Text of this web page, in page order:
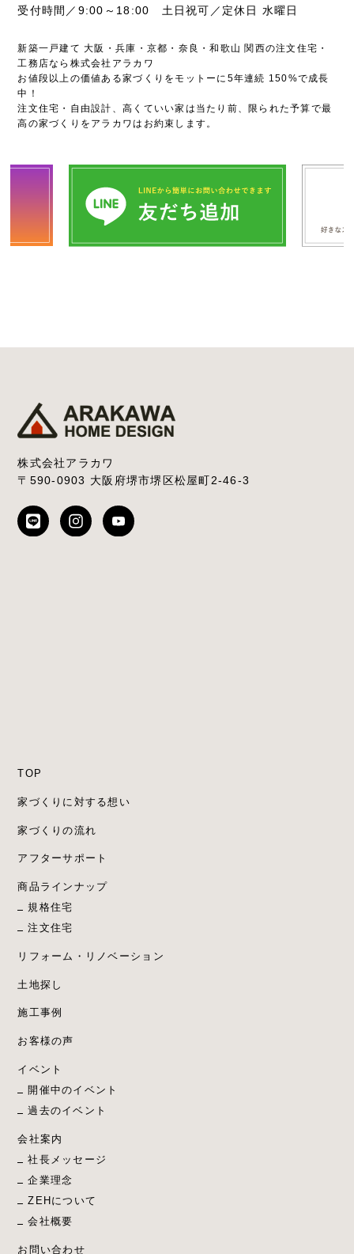
受付時間／9:00～18:00 土日祝可／定休日 水曜日
新築一戸建て 大阪・兵庫・京都・奈良・和歌山 関西の注文住宅・
工務店なら株式会社アラカワ
お値段以上の価値ある家づくりをモットーに5年連続 150%で成長
中！
注文住宅・自由設計、高くていい家は当たり前、限られた予算で最
高の家づくりをアラカワはお約束します。
株式会社アラカワ
〒590-0903 大阪府堺市堺区松屋町2-46-3
TOP
家づくりに対する想い
家づくりの流れ
アフターサポート
商品ラインナップ
規格住宅
注文住宅
リフォーム・リノベーション
土地探し
施工事例
お客様の声
イベント
開催中のイベント
過去のイベント
会社案内
社長メッセージ
企業理念
ZEHについて
会社概要
お問い合わせ